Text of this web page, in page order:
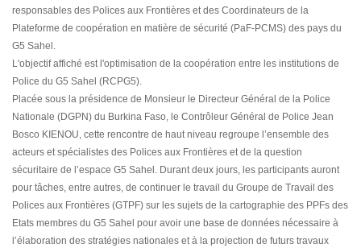
responsables des Polices aux Frontières et des Coordinateurs de la
Plateforme de coopération en matière de sécurité (PaF-PCMS) des pays du
G5 Sahel.
L'objectif affiché est l'optimisation de la coopération entre les institutions de
Police du G5 Sahel (RCPG5).
Placée sous la présidence de Monsieur le Directeur Général de la Police
Nationale (DGPN) du Burkina Faso, le Contrôleur Général de Police Jean
Bosco KIENOU, cette rencontre de haut niveau regroupe l’ensemble des
acteurs et spécialistes des Polices aux Frontières et de la question
sécuritaire de l’espace G5 Sahel. Durant deux jours, les participants auront
pour tâches, entre autres, de continuer le travail du Groupe de Travail des
Polices aux Frontières (GTPF) sur les sujets de la cartographie des PPFs des
Etats membres du G5 Sahel pour avoir une base de données nécessaire à
l’élaboration des stratégies nationales et à la projection de futurs travaux